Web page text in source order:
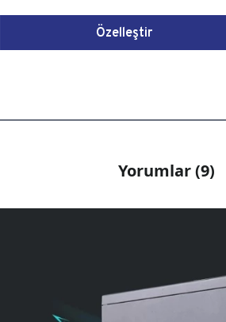
Özelleştir
Yorumlar (9)